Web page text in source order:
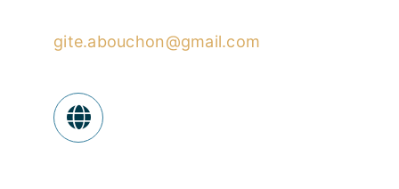
gite.abouchon@gmail.com